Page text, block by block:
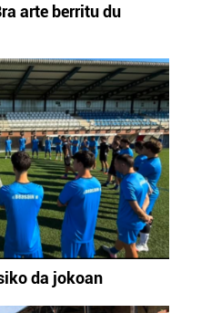
arte berritu du
da jokoan